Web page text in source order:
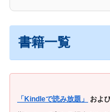
書籍一覧
「Kindleで読み放題」 およ